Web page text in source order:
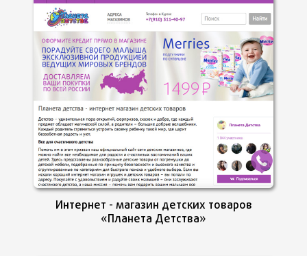
Интернет - магазин детских товаров
«Планета Детства»